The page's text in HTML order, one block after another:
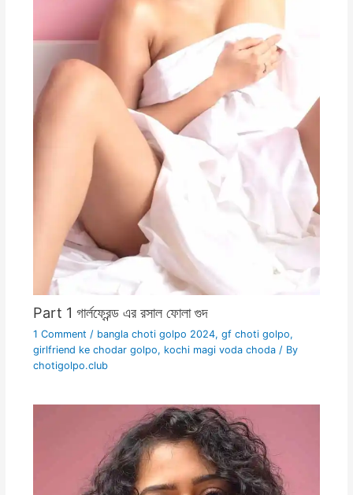
Part 1 গার্লফ্রেন্ড এর রসাল ফোলা গুদ
1 Comment / bangla choti golpo 2024, gf choti golpo,
girlfriend ke chodar golpo, kochi magi voda choda/ By
chotigolpo.club